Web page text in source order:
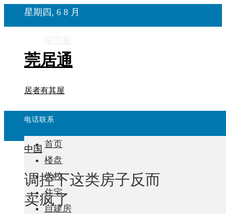
星期四, 6 8 月
莞居通
居者有其屋
电话联系
首页
楼盘
学校
住宅
自建房
中国
调控下这类房子反而
卖疯了